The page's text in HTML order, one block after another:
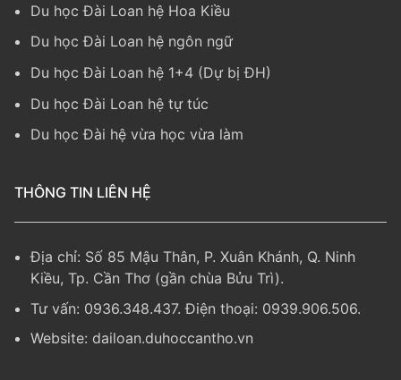
Du học Đài Loan hệ Hoa Kiều
Du học Đài Loan hệ ngôn ngữ
Du học Đài Loan hệ 1+4 (Dự bị ĐH)
Du học Đài Loan hệ tự túc
Du học Đài hệ vừa học vừa làm
THÔNG TIN LIÊN HỆ
Địa chỉ: Số 85 Mậu Thân, P. Xuân Khánh, Q. Ninh
Kiều, Tp. Cần Thơ (gần chùa Bửu Trì).
Tư vấn: 0936.348.437. Điện thoại: 0939.906.506.
Website: dailoan.duhoccantho.vn